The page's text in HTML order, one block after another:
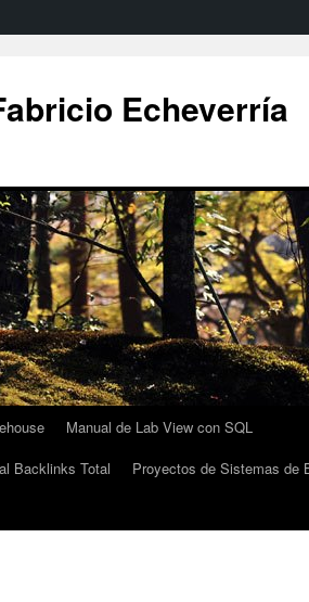
Echeverría
Manual de Lab View con SQL
Backlinks Total
Proyectos de Sistemas de